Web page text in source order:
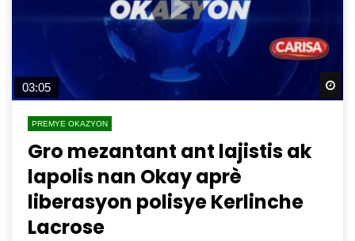
03:05
PREMYE OKAZYON
Gro mezantant ant lajistis ak
lapolis nan Okay aprè
liberasyon polisye Kerlinche
Lacrose